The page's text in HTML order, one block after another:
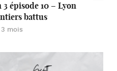
3 épisode 10 – Lyon
battus
mois